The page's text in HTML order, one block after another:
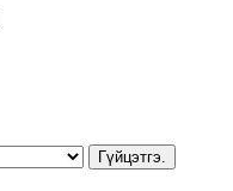
Гүйцэтгэ.